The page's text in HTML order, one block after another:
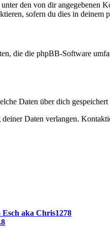
den von dir
sofern du dies in deinem
die die phpBB-Software
Daten über dich gespeichert
Daten verlangen.
aka Chris1278